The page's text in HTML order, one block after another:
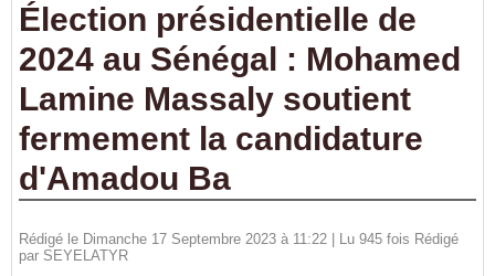
Élection présidentielle de
2024 au Sénégal : Mohamed
Lamine Massaly soutient
fermement la candidature
d'Amadou Ba
Rédigé le Dimanche 17 Septembre 2023 à 11:22 | Lu 945 fois Rédigé
par SEYELATYR